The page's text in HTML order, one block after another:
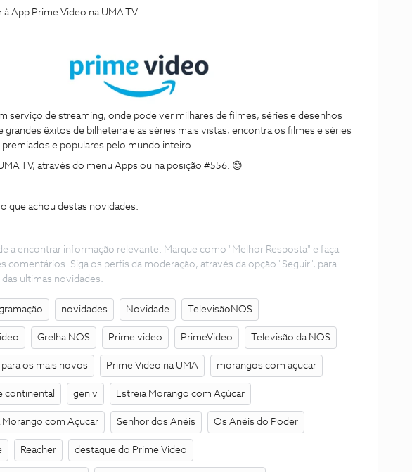
à App Prime Video na UMA TV:
serviço de streaming, onde pode ver milhares de filmes, séries e desenhos
grandes êxitos de bilheteira e as séries mais vistas, encontra os filmes e séries
e populares pelo mundo inteiro.
TV, através do menu Apps ou na posição #556. 😊
que achou destas novidades.
a encontrar informação relevante. Marque como "Melhor Resposta" e faça
comentários. Siga os perfis da moderação, através da opção "Seguir", para
ultimas novidades.
novidades Novidade TelevisãoNOS
Grelha NOS Prime video PrimeVideo Televisão da NOS
os mais novos Prime Video na UMA morangos com açucar
continental gen v Estreia Morango com Açúcar
com Açucar Senhor dos Anéis Os Anéis do Poder
Reacher destaque do Prime Video